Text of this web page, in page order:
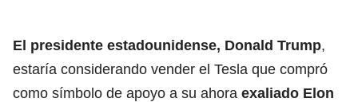
El presidente estadounidense, Donald Trump,
estaría considerando vender el Tesla que compró
como símbolo de apoyo a su ahora exaliado Elon